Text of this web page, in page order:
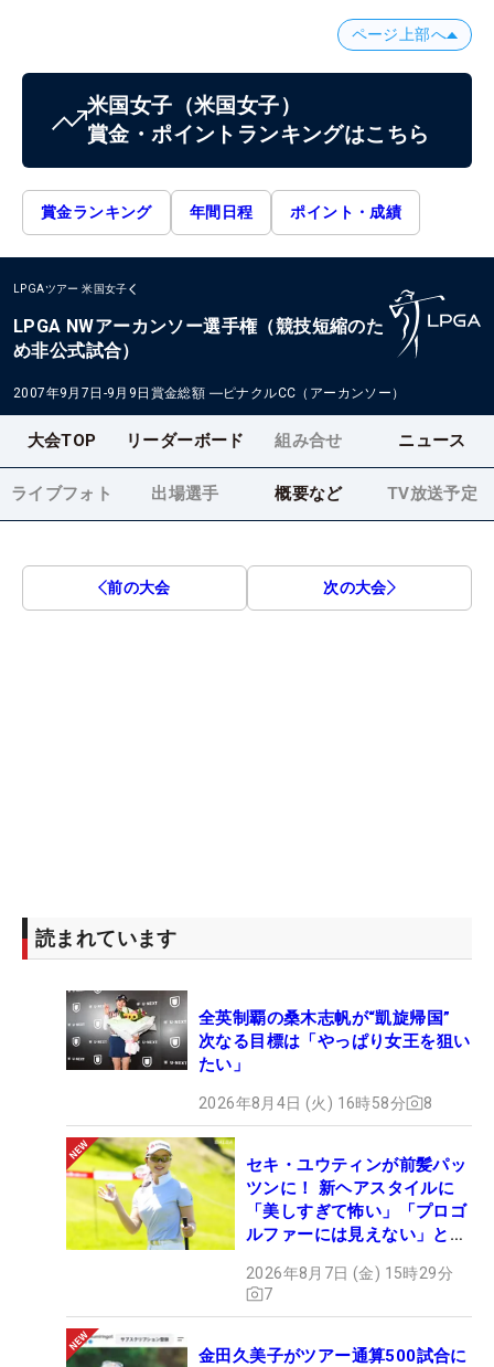
ページ上部へ
米国女子 （米国女子）
賞金・ポイントランキングはこちら
賞金ランキング 年間日程 ポイント・成績
LPGAツアー 米国女子
LPGA NWアーカンソー選手権（競技短縮のた
め非公式試合）
2007年9月7日-9月9日 賞金総額 ―ピナクルCC（アーカンソー）
大会TOP リーダーボード 組み合せ ニュース
ライブフォト 出場選手 概要など TV放送予定
前の大会 次の大会
読まれています
全英制覇の桑木志帆が“凱旋帰国”
次なる目標は「やっぱり女王を狙い
たい」
2026年8月4日 (火) 16時58分 8
セキ・ユウティンが前髪パッ
ツンに！ 新ヘアスタイルに
「美しすぎて怖い」「プロゴ
ルファーには見えない」とコ
2026年8月7日 (金) 15時29分
7
金田久美子がツアー通算500試合に